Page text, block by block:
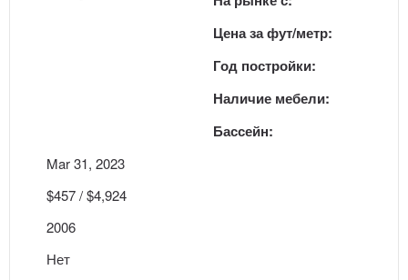
Цена за фут/метр:
Год постройки:
Наличие мебели:
Бассейн:
Mar 31, 2023
$457 / $4,924
2006
Нет